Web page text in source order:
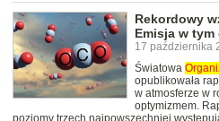
Rekordowy
Emisja w tym
17 października
Światowa
opublikowała
w atmosferze w
optymizmem.